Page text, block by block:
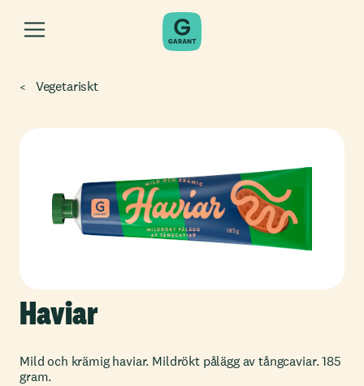
Vegetariskt
Haviar
Mild och krämig haviar. Mildrökt pålägg av tångcaviar. 185
gram.